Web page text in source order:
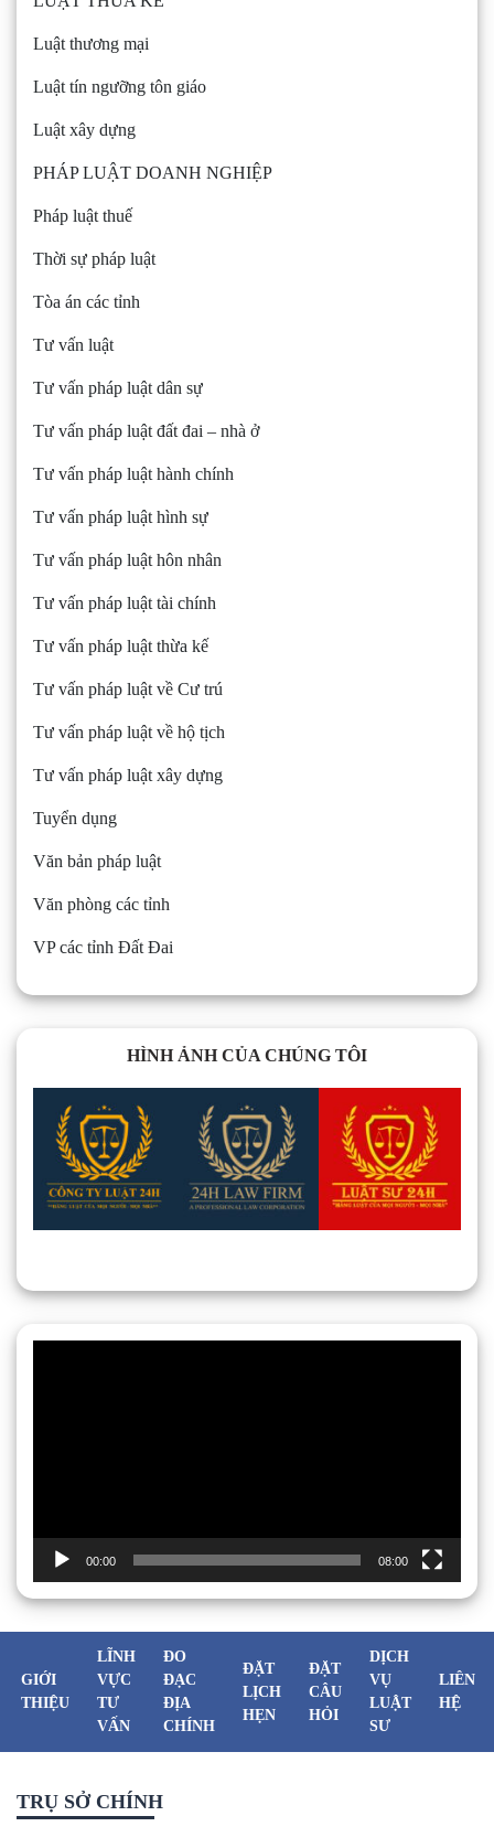
Luật thương mại
Luật tín ngưỡng tôn giáo
Luật xây dựng
PHÁP LUẬT DOANH NGHIỆP
Pháp luật thuế
Thời sự pháp luật
Tòa án các tỉnh
Tư vấn luật
Tư vấn pháp luật dân sự
Tư vấn pháp luật đất đai – nhà ở
Tư vấn pháp luật hành chính
Tư vấn pháp luật hình sự
Tư vấn pháp luật hôn nhân
Tư vấn pháp luật tài chính
Tư vấn pháp luật thừa kế
Tư vấn pháp luật về Cư trú
Tư vấn pháp luật về hộ tịch
Tư vấn pháp luật xây dựng
Tuyển dụng
Văn bản pháp luật
Văn phòng các tỉnh
VP các tỉnh Đất Đai
HÌNH ẢNH CỦA CHÚNG TÔI
00:00 08:00
GIỚI
THIỆU
LĨNH
VỰC
TƯ
VẤN
ĐO
ĐẠC
ĐỊA
CHÍNH
ĐẶT
LỊCH
HẸN
ĐẶT
CÂU
HỎI
DỊCH
VỤ
LUẬT
SƯ
LIÊN
HỆ
TRỤ SỞ CHÍNH